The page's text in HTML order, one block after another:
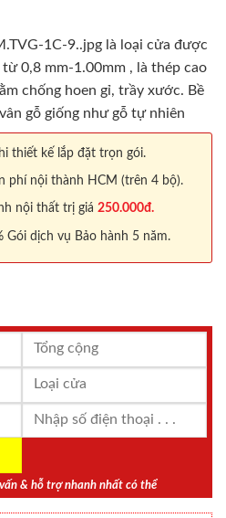
1C-9..jpg là loại cửa được
0,8 mm-1.00mm , là thép cao
chống hoen gỉ, trầy xước. Bề
gỗ giống như gỗ tự nhiên
thiết kế lắp đặt trọn gói.
phí nội thành HCM (trên 4 bộ).
nội thất trị giá 250.000đ.
Gói dịch vụ Bảo hành 5 năm.
& hỗ trợ nhanh nhất có thể